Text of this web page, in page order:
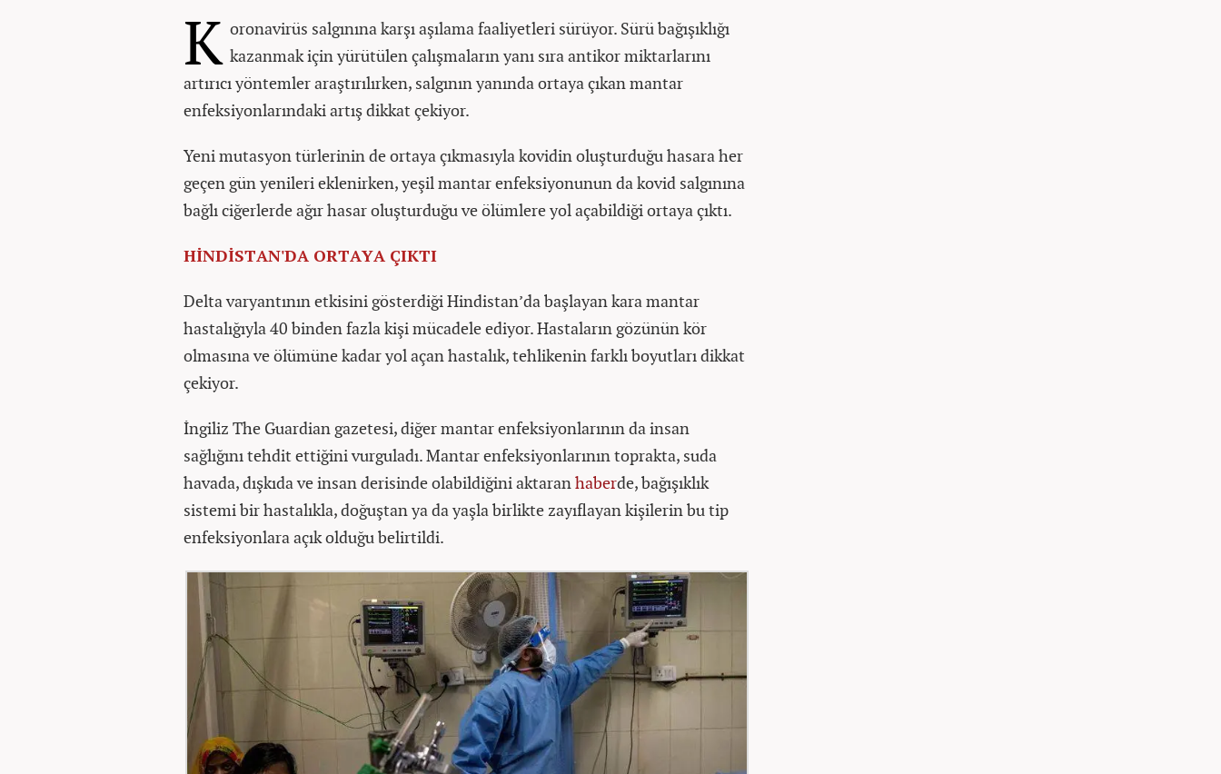
K oronavirüs salgınına karşı aşılama faaliyetleri sürüyor. Sürü bağışıklığı
kazanmak için yürütülen çalışmaların yanı sıra antikor miktarlarını
artırıcı yöntemler araştırılırken, salgının yanında ortaya çıkan mantar
enfeksiyonlarındaki artış dikkat çekiyor.
Yeni mutasyon türlerinin de ortaya çıkmasıyla kovidin oluşturduğu hasara her
geçen gün yenileri eklenirken, yeşil mantar enfeksiyonunun da kovid salgınına
bağlı ciğerlerde ağır hasar oluşturduğu ve ölümlere yol açabildiği ortaya çıktı.
HİNDİSTAN'DA ORTAYA ÇIKTI
Delta varyantının etkisini gösterdiği Hindistan’da başlayan kara mantar
hastalığıyla 40 binden fazla kişi mücadele ediyor. Hastaların gözünün kör
olmasına ve ölümüne kadar yol açan hastalık, tehlikenin farklı boyutları dikkat
çekiyor.
İngiliz The Guardian gazetesi, diğer mantar enfeksiyonlarının da insan
sağlığını tehdit ettiğini vurguladı. Mantar enfeksiyonlarının toprakta, suda
havada, dışkıda ve insan derisinde olabildiğini aktaranhaberde, bağışıklık
sistemi bir hastalıkla, doğuştan ya da yaşla birlikte zayıflayan kişilerin bu tip
enfeksiyonlara açık olduğu belirtildi.